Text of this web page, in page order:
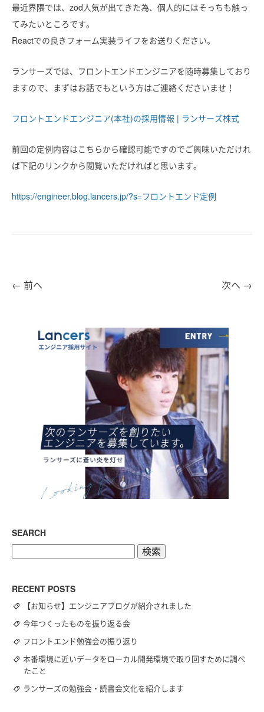
最近界隈では、zod人気が出てきた為、個人的にはそっちも触っ
てみたいところです。
Reactでの良きフォーム実装ライフをお送りください。
ランサーズでは、フロントエンドエンジニアを随時募集しており
ますので、まずはお話でもという方はご連絡くださいませ！
フロントエンドエンジニア(本社)の採用情報 | ランサーズ株式
前回の定例内容はこちらから確認可能ですのでご興味いただけれ
ば下記のリンクから閲覧いただければと思います。
https://engineer.blog.lancers.jp/?s=フロントエンド定例
← 前へ 次へ →
SEARCH
RECENT POSTS
【お知らせ】エンジニアブログが紹介されました
今年つくったものを振り返る会
フロントエンド勉強会の振り返り
本番環境に近いデータをローカル開発環境で取り回すために調べ
たこと
ランサーズの勉強会・読書会文化を紹介します